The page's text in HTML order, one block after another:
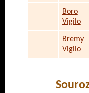
Boro
Vigilo
Bremy
Vigilo